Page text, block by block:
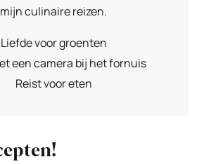
mijn culinaire reizen.
Liefde voor groenten
een camera bij het fornuis
Reist voor eten